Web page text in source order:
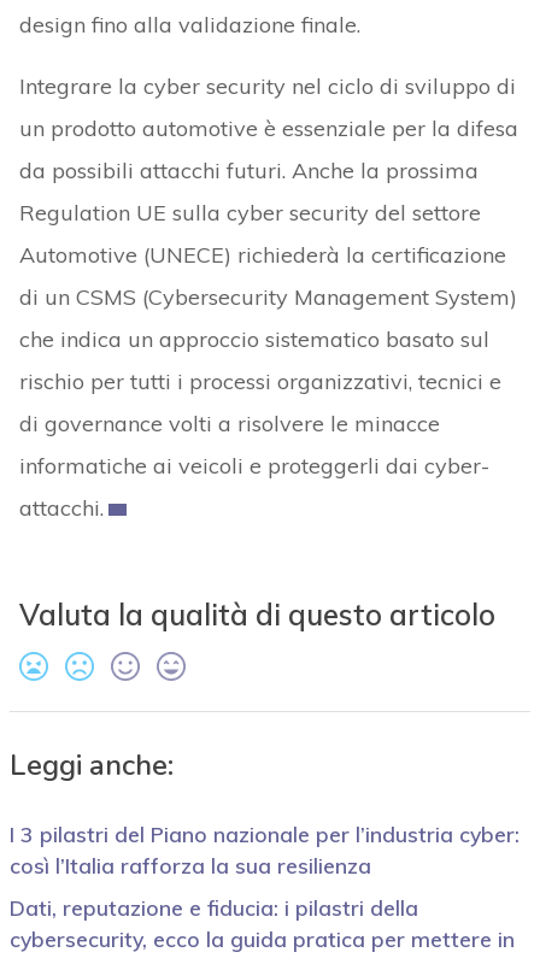
design fino alla validazione finale.
Integrare la cyber security nel ciclo di sviluppo di
un prodotto automotive è essenziale per la difesa
da possibili attacchi futuri. Anche la prossima
Regulation UE sulla cyber security del settore
Automotive (UNECE) richiederà la certificazione
di un CSMS (Cybersecurity Management System)
che indica un approccio sistematico basato sul
rischio per tutti i processi organizzativi, tecnici e
di governance volti a risolvere le minacce
informatiche ai veicoli e proteggerli dai cyber-
attacchi.
Valuta la qualità di questo articolo
Leggi anche:
I 3 pilastri del Piano nazionale per l’industria cyber:
così l’Italia rafforza la sua resilienza
Dati, reputazione e fiducia: i pilastri della
cybersecurity, ecco la guida pratica per mettere in